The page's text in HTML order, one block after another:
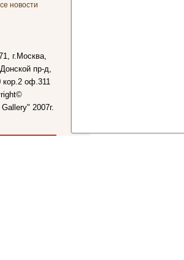
новости
г.Москва,
пр-д,
кор.2 оф.311
2007г.